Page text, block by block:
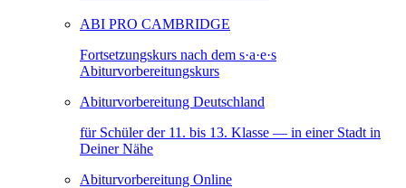
ABI PRO CAMBRIDGE
Fortsetzungskurs nach dem s·a·e·s
Abiturvorbereitungskurs
Abiturvorbereitung Deutschland
für Schüler der 11. bis 13. Klasse — in einer Stadt in
Deiner Nähe
Abiturvorbereitung Online